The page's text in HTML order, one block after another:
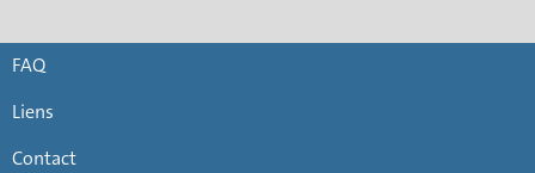
FAQ
Liens
Contact